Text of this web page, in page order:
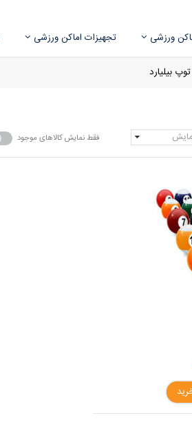
ورزشی تجهیزات اماکن ورزشی
توپ بیلیارد
فقط نمایش کالاهای موجود